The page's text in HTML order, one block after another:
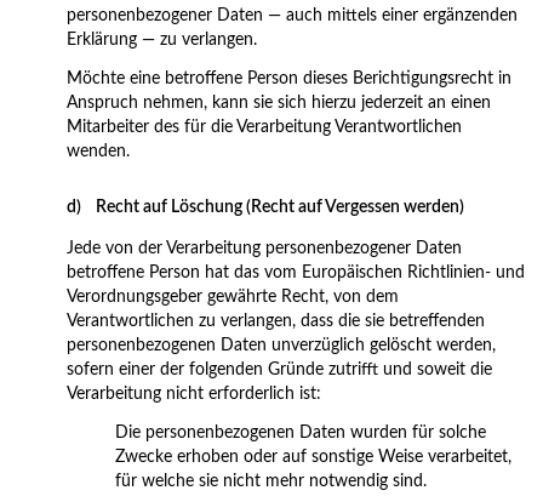
personenbezogener Daten — auch mittels einer ergänzenden
Erklärung — zu verlangen.
Möchte eine betroffene Person dieses Berichtigungsrecht in
Anspruch nehmen, kann sie sich hierzu jederzeit an einen
Mitarbeiter des für die Verarbeitung Verantwortlichen
wenden.
d) Recht auf Löschung (Recht auf Vergessen werden)
Jede von der Verarbeitung personenbezogener Daten
betroffene Person hat das vom Europäischen Richtlinien- und
Verordnungsgeber gewährte Recht, von dem
Verantwortlichen zu verlangen, dass die sie betreffenden
personenbezogenen Daten unverzüglich gelöscht werden,
sofern einer der folgenden Gründe zutrifft und soweit die
Verarbeitung nicht erforderlich ist:
Die personenbezogenen Daten wurden für solche
Zwecke erhoben oder auf sonstige Weise verarbeitet,
für welche sie nicht mehr notwendig sind.